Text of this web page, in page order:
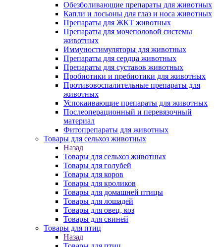
Обезболивающие препараты для животных
Капли и лосьоны для глаз и носа животных
Препараты для ЖКТ животных
Препараты для мочеполовой системы
животных
Иммуностимуляторы для животных
Препараты для сердца животных
Препараты для суставов животных
Пробиотики и пребиотики для животных
Противовоспалительные препараты для
животных
Успокаивающие препараты для животных
Послеоперационный и перевязочный
материал
Фитопрепараты для животных
Товары для сельхоз животных
Назад
Товары для сельхоз животных
Товары для голубей
Товары для коров
Товары для кроликов
Товары для домашней птицы
Товары для лошадей
Товары для овец, коз
Товары для свиней
Товары для птиц
Назад